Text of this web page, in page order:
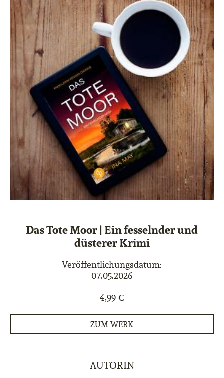
Das Tote Moor | Ein fesselnder und
düsterer Krimi
Veröffentlichungsdatum:
07.05.2026
4,99 €
ZUM WERK
AUTORIN